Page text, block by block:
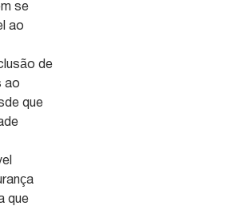
se
ao
de
ao
que
que